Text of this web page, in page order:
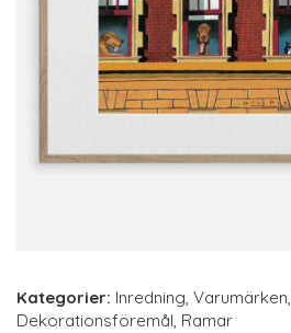
Kategorier: Inredning, Varumärken,
Dekorationsföremål, Ramar